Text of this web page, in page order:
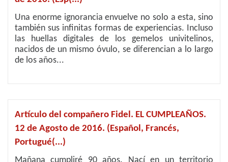
Una enorme ignorancia envuelve no solo a esta, sino
también sus infinitas formas de experiencias. Incluso
las huellas digitales de los gemelos univitelinos,
nacidos de un mismo óvulo, se diferencian a lo largo
de los años...
Artículo del compañero Fidel. EL CUMPLEAÑOS.
12 de Agosto de 2016. (Español, Francés,
Portugué(...)